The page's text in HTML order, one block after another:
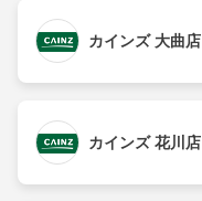
カインズ 大曲店
カインズ 花川店